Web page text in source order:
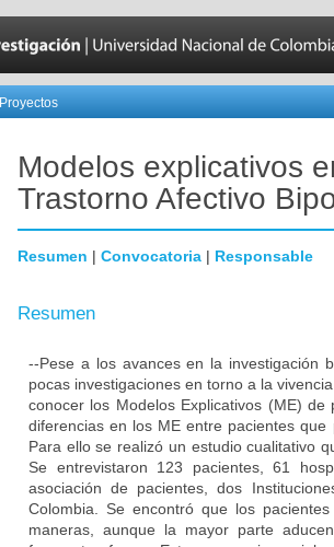
Proyectos
Modelos explicativos
Trastorno Afectivo
Resumen | Convocatoria | Responsable
Resumen
--Pese a los avances en la investigación
pocas investigaciones en torno a la
conocer los Modelos Explicativos (ME)
diferencias en los ME entre pacientes
Para ello se realizó un estudio cualitativo
Se entrevistaron 123 pacientes, 61
asociación de pacientes, dos
Colombia. Se encontró que los
maneras, aunque la mayor parte